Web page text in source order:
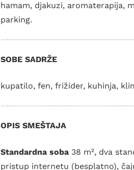
hamam, djakuzi, aromaterapija,
parking.
SOBE SADRŽE
kupatilo, fen, frižider, kuhinja,
OPIS SMEŠTAJA
Standardna soba38 m², dva
pristup internetu (besplatno),